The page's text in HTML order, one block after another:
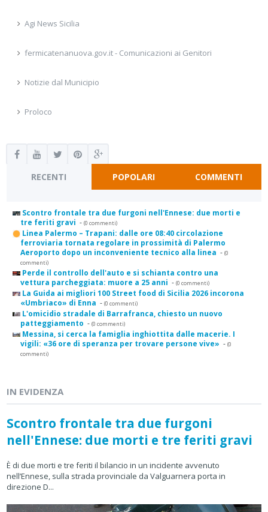
Agi News Sicilia
fermicatenanuova.gov.it - Comunicazioni ai Genitori
Notizie dal Municipio
Proloco
RECENTI POPOLARI COMMENTI
Scontro frontale tra due furgoni nell'Ennese: due morti e
tre feriti gravi - (0 commenti)
Linea Palermo – Trapani: dalle ore 08:40 circolazione
ferroviaria tornata regolare in prossimità di Palermo
Aeroporto dopo un inconveniente tecnico alla linea - (0
commenti)
Perde il controllo dell'auto e si schianta contro una
vettura parcheggiata: muore a 25 anni - (0 commenti)
La Guida ai migliori 100 Street food di Sicilia 2026 incorona
«Umbriaco» di Enna - (0 commenti)
L'omicidio stradale di Barrafranca, chiesto un nuovo
patteggiamento - (0 commenti)
Messina, si cerca la famiglia inghiottita dalle macerie. I
vigili: «36 ore di speranza per trovare persone vive» - (0
commenti)
IN EVIDENZA
Scontro frontale tra due furgoni
nell'Ennese: due morti e tre feriti gravi
È di due morti e tre feriti il bilancio in un incidente avvenuto
nell’Ennese, sulla strada provinciale da Valguarnera porta in
direzione D...